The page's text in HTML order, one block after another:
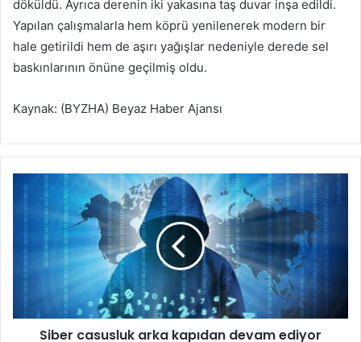
döküldü. Ayrıca derenin iki yakasına taş duvar inşa edildi.
Yapılan çalışmalarla hem köprü yenilenerek modern bir
hale getirildi hem de aşırı yağışlar nedeniyle derede sel
baskınlarının önüne geçilmiş oldu.
Kaynak: (BYZHA) Beyaz Haber Ajansı
u
Siber casusluk arka kapıdan devam ediyor